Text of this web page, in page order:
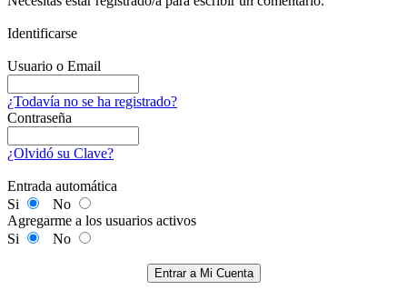
Identificarse
Usuario o Email
¿Todavía no se ha registrado?
Contraseña
¿Olvidó su Clave?
Entrada automática
Si
No
Agregarme a los usuarios activos
Si
No
Entrar a Mi Cuenta